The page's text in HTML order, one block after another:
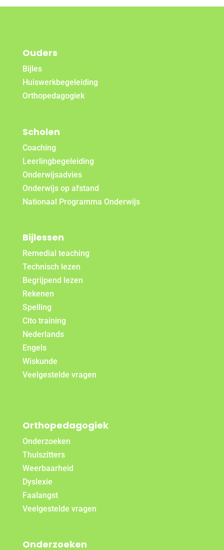
Ouders
Bijles
Huiswerkbegeleiding
Orthopedagogiek
Scholen
Coaching
Leerlingbegeleiding
Onderwijsadvies
Onderwijs op afstand
Nationaal Programma Onderwijs
Bijlessen
Remedial teaching
Technisch lezen
Begrijpend lezen
Rekenen
Spelling
Cito training
Nederlands
Engels
Wiskunde
Veelgestelde vragen
Orthopedagogiek
Onderzoeken
Thuiszitters
Weerbaarheid
Dyslexie
Faalangst
Veelgestelde vragen
Onderzoeken